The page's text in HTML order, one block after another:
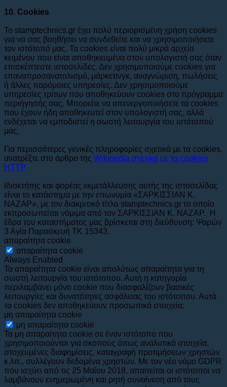
10. Cookies
Το stamptechnics.gr έχει πολύ περιορισμένη χρήση cookies
για να σας βοηθήσει να συνδεθείτε και να χρησιμοποιήσετε
τον ιστότοπό μας. Τα cookies είναι πολύ μικρά αρχεία
κειμένου που είναι αποθηκευμένα στον υπολογιστή σας όταν
επισκέπτεστε ιστοσελίδες. Δεν χρησιμοποιούμε cookies για
επαναπροσανατολισμό, μάρκετινγκ, αναγνώριση, πωλήσεις
ή άλλες παρόμοιες υπηρεσίες. Δεν χρησιμοποιούμε
υπηρεσίες τρίτων που αποθηκεύουν cookies στο πρόγραμμα
περιήγησής σας. Μπορείτε να απενεργοποιήσετε τα cookies
που έχουν ήδη αποθηκευτεί στον υπολογιστή σας, αλλά
ενδέχεται να εμποδιστεί η σωστή λειτουργία του ιστότοπού
μας.
Για περισσότερες γενικές πληροφορίες σχετικά με τα cookies,
ανατρέξτε στο άρθρο της Wikipedia σχετικά με τα cookies
HTTP
Ιδιοκτήτης και φορέας εκμετάλλευσης αυτής της ιστοσελίδας
είναι το κατάστημα με την επωνυμία «ΣΑΡΚΙΣΣΙΑΝ Κ.
ΝΑΖΑΡ», με τον διακριτικό τίτλο stamptechnics.gr το οποίο
εκπροσωπείται νόμιμα από τον ΣΑΡΚΙΣΣΙΑΝ Κ. ΝΑΖΑΡ. Η
έδρα του καταστήματος μας βρίσκεται στη διεύθυνση: Ψαρών
3 Αγία Παρασκευή ΤΚ 15343.
απαραίτητα cookie
απαραίτητα cookie
Always Enabled
Τα απαραίτητα cookie είναι απολύτως απαραίτητα για τη
σωστή λειτουργία του ιστότοπου. Αυτή η κατηγορία
περιλαμβάνει μόνο cookie που διασφαλίζουν βασικές
λειτουργίες και δυνατότητες ασφάλειας του ιστότοπου. Αυτά
τα cookies δεν αποθηκεύουν προσωπικά στοιχεία.
μη απαραίτητα cookie
μη απαραίτητα cookie
Τα μη απαραίτητα cookie σε έναν ιστότοπο που
χρησιμοποιούνται για σκοπούς όπως αναλυτικά στοιχεία,
στοχευμένες διαφημίσεις, καταγραφή προτιμήσεων χρηστών
κ.λπ., συλλέγουν δεδομένα χρηστών. Με τον νέο νόμο GDPR
που ισχύει από τις 25 Μαΐου 2018, απαιτείται οι ιστότοποι να
λαμβάνουν ενημερωμένη και ρητή συναίνεση από τους